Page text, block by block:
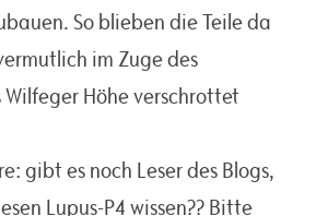
So blieben die Teile da
im Zuge des
Höhe verschrottet
gibt es noch Leser des Blogs,
Lupus-P4 wissen?? Bitte